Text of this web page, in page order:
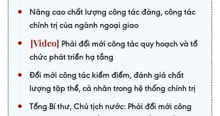
Nâng cao chất lượng công tác đảng, công tác
chính trị của ngành ngoại giao
Phải đổi mới công tác quy hoạch và tổ
chức phát triển hạ tầng
Đổi mới công tác kiểm điểm, đánh giá chất
lượng tập thể, cá nhân trong hệ thống chính trị
Tổng Bí thư, Chủ tịch nước: Phải đổi mới công